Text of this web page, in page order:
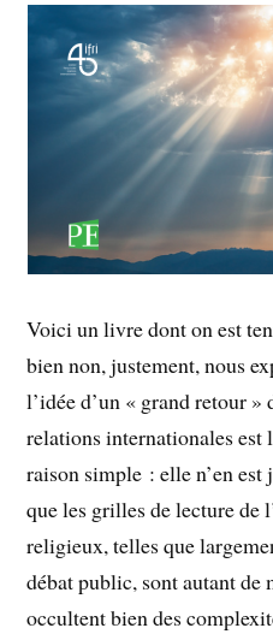
Voici un livre dont on est
bien non, justement, nous
l’idée d’un « grand retour
relations internationales est
raison simple : elle n’en est
que les grilles de lecture de
religieux, telles que
débat public, sont autant
occultent bien des